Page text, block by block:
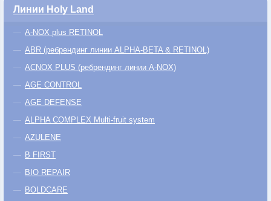
Линии Holy Land
A-NOX plus RETINOL
ABR (ребрендинг линии ALPHA-BETA & RETINOL)
ACNOX PLUS (ребрендинг линии A-NOX)
AGE CONTROL
AGE DEFENSE
ALPHA COMPLEX Multi-fruit system
AZULENE
B FIRST
BIO REPAIR
BOLDCARE